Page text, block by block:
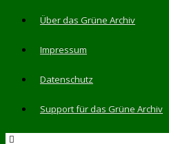
Über das Grüne Archiv
Impressum
Datenschutz
Support für das Grüne Archiv